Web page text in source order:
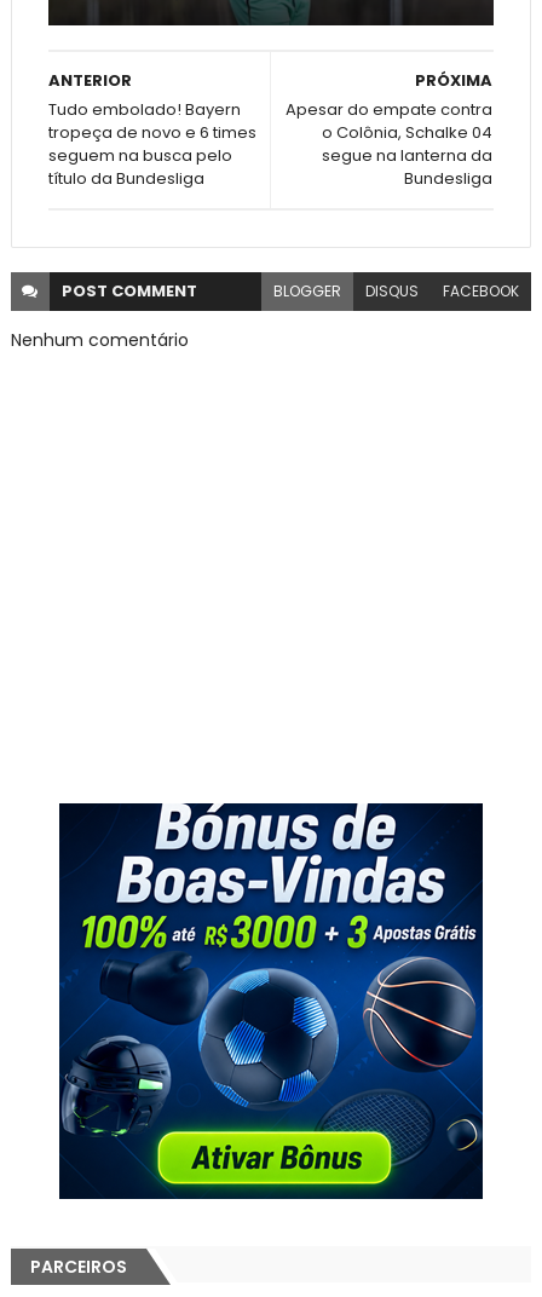
PRÓXIMA
Apesar do empate contra
o Colônia, Schalke 04
segue na lanterna da
Bundesliga
ANTERIOR
Tudo embolado! Bayern
tropeça de novo e 6 times
seguem na busca pelo
título da Bundesliga
POST COMMENT BLOGGER DISQUS FACEBOOK
Nenhum comentário
PARCEIROS